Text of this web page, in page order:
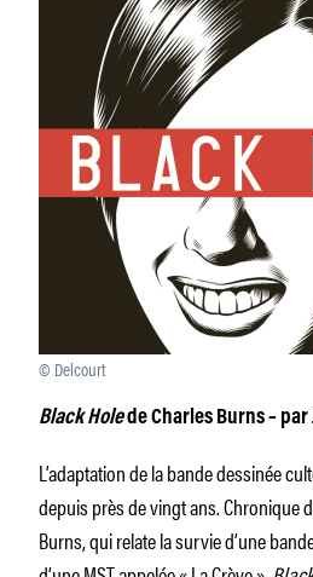
© Delcourt
Black Holede Charles Burns –
L’adaptation de la bande dessinée
depuis près de vingt ans. Chronique
Burns, qui relate la survie d’une